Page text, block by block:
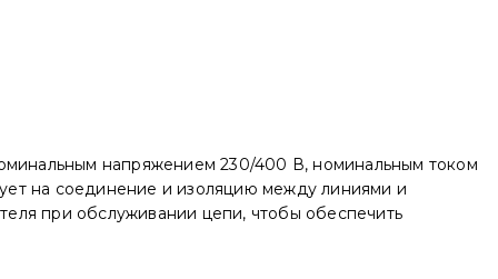
напряжением 230/400 В, номинальным током
на соединение и изоляцию между линиями и
при обслуживании цепи, чтобы обеспечить